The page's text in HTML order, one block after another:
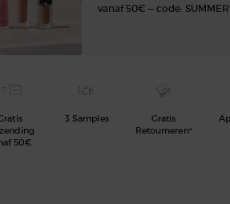
vanaf 50€ — code:
50€
3 Samples
Gratis
Retourneren*